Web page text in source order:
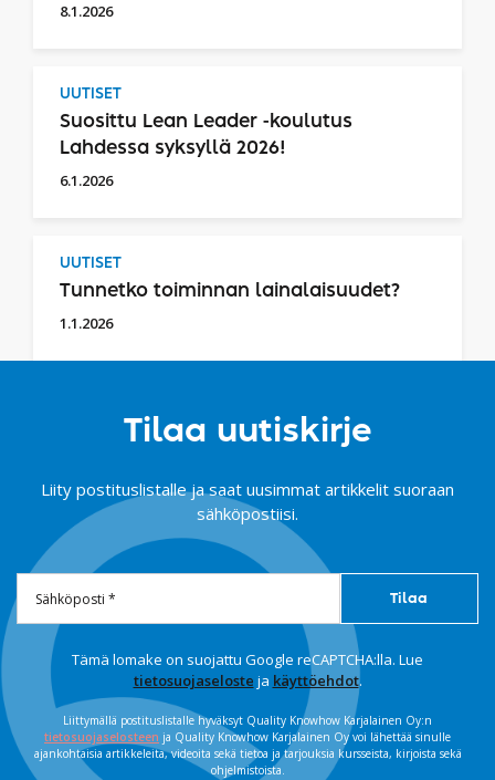
8.1.2026
UUTISET
Suosittu Lean Leader -koulutus
Lahdessa syksyllä 2026!
6.1.2026
UUTISET
Tunnetko toiminnan lainalaisuudet?
1.1.2026
Tilaa uutiskirje
Liity postituslistalle ja saat uusimmat artikkelit suoraan
sähköpostiisi.
Tämä lomake on suojattu Google reCAPTCHA:lla. Lue
tietosuojaseloste ja käyttöehdot.
Liittymällä postituslistalle hyväksyt Quality Knowhow Karjalainen Oy:n
tietosuojaselosteen ja Quality Knowhow Karjalainen Oy voi lähettää sinulle
ajankohtaisia artikkeleita, videoita sekä tietoa ja tarjouksia kursseista, kirjoista sekä
ohjelmistoista.